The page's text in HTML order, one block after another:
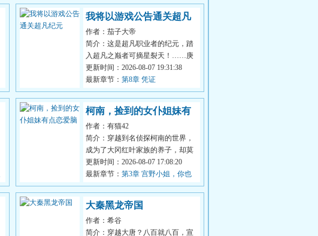
我将以游戏公告通关超凡
纪元
作者：茄子大帝
简介：这是超凡职业者的纪元，踏
入超凡之巅者可摘星裂天！……庚
天水重生至这个时代，没想到激活
了游戏公...
更新时间：2026-08-07 19:31:38
最新章节： 第8章 凭证
柯南，捡到的女仆姐妹有
点恋爱脑
作者：有猫42
简介：穿越到名侦探柯南的世界，
成为了大冈红叶家族的养子，却莫
名其妙被世界法则排斥。暗杀、意
外、来自...
更新时间：2026-08-07 17:08:20
最新章节： 第3章 宫野小姐，你也
不想你妹妹……
大秦黑龙帝国
作者：希谷
简介：穿越大唐？八百就八百，宣